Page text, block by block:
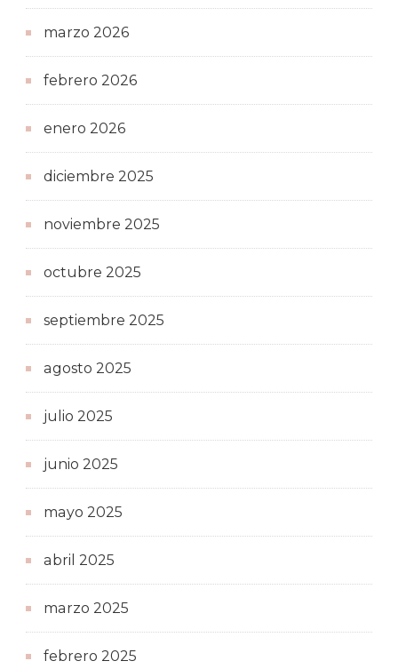
marzo 2026
febrero 2026
enero 2026
diciembre 2025
noviembre 2025
octubre 2025
septiembre 2025
agosto 2025
julio 2025
junio 2025
mayo 2025
abril 2025
marzo 2025
febrero 2025